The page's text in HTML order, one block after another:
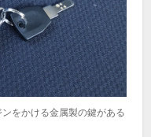
をかける金属製の鍵がある